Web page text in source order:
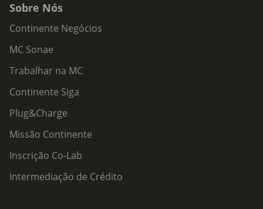
Sobre Nós
Continente Negócios
MC Sonae
Trabalhar na MC
Continente Siga
Plug&Charge
Missão Continente
Inscrição Co-Lab
Intermediação de Crédito